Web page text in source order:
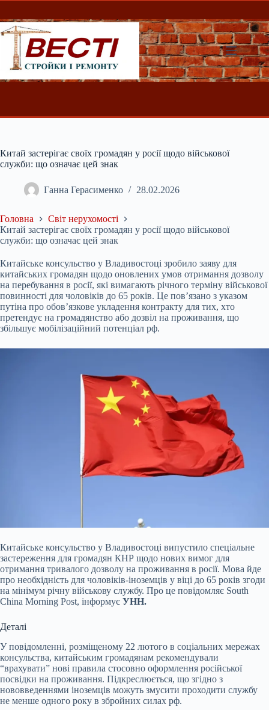
Перейти
вмісту
Китай застерігає своїх громадян у росії щодо військової
служби: що означає цей знак
Ганна Герасименко 28.02.2026
Головна
Світ нерухомості
Китай застерігає своїх громадян у росії щодо військової
служби: що означає цей знак
Китайське консульство у Владивостоці зробило заяву для
китайських громадян щодо оновлених умов отримання дозволу
на перебування в росії, які вимагають річного терміну військової
повинності для чоловіків до 65 років. Це пов’язано з указом
путіна про обов’язкове укладення контракту для тих, хто
претендує на громадянство або дозвіл на проживання, що
збільшує мобілізаційний потенціал рф.
Китайське консульство у Владивостоці випустило спеціальне
застереження для громадян КНР щодо нових вимог для
отримання тривалого дозволу на проживання в росії. Мова йде
про необхідність для чоловіків-іноземців у віці до 65 років згоди
на мінімум річну військову службу. Про це повідомляє South
China Morning Post, інформує УНН.
Деталі
У повідомленні, розміщеному 22 лютого в соціальних мережах
консульства, китайським громадянам рекомендували
“врахувати” нові правила стосовно оформлення російської
посвідки на проживання. Підкреслюється, що згідно з
нововведеннями іноземців можуть змусити проходити службу
не менше одного року в збройних силах рф.